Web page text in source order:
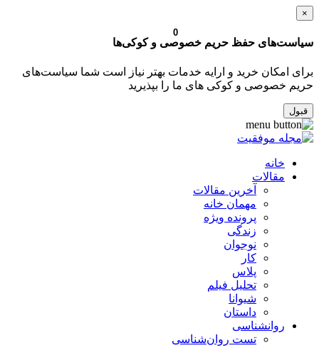
×
سیاست‌های حفظ حریم خصوصی و کوکی‌ها
برای امکان خرید و ارایه خدمات بهتر نیاز است شما سیاست‌های
حریم خصوصی و کوکی های ما را بپذیرید
قبول
خانه
مقالات
آخرین مقالات
مهمان خانه
پرونده ویژه
زندگی
نوجوان
کار
پلاس
تحلیل فیلم
شیوانا
داستان
روانشناسی
تست روان‌شناسی
0